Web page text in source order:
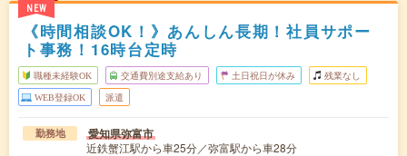
NEW
《時間相談OK！》あんしん長期！社員サポー
ト事務！16時台定時
職種未経験OK 交通費別途支給あり 土日祝日が休み 残業なし
WEB登録OK 派遣
勤務地 愛知県弥富市
近鉄蟹江駅から車25分／弥富駅から車28分